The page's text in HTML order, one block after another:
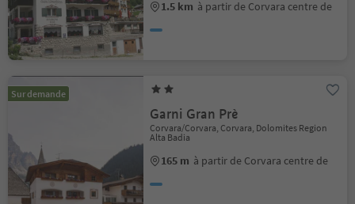
1.5 km à partir de Corvara centre de
Sur demande
Garni Gran Prè
Corvara/Corvara, Corvara, Dolomites Region
Alta Badia
165 m à partir de Corvara centre de